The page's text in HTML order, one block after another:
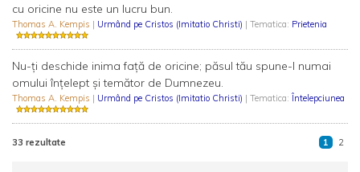
cu oricine nu este un lucru bun.
Thomas A. Kempis | Urmând pe Cristos (Imitatio Christi) | Tematica: Prietenia
Nu-ţi deschide inima faţă de oricine; păsul tău spune-l numai
omului înţelept şi temător de Dumnezeu.
Thomas A. Kempis | Urmând pe Cristos (Imitatio Christi) | Tematica: Întelepciunea
33 rezultate 1 2